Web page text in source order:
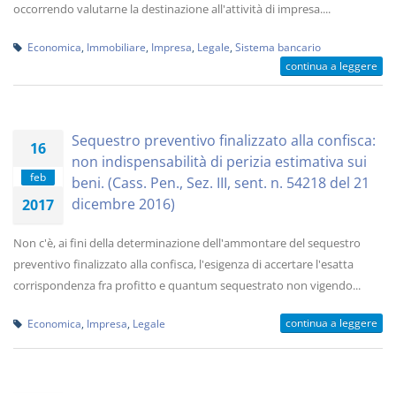
occorrendo valutarne la destinazione all'attività di impresa....
Economica Immobiliare Impresa Legale Sistema bancario
continua a leggere
16
feb
2017
Sequestro preventivo finalizzato alla confisca:
non indispensabilità di perizia estimativa sui
beni. (Cass. Pen., Sez. III, sent. n. 54218 del 21
dicembre 2016)
Non c'è, ai fini della determinazione dell'ammontare del sequestro
preventivo finalizzato alla confisca, l'esigenza di accertare l'esatta
corrispondenza fra profitto e quantum sequestrato non vigendo...
Economica Impresa Legale continua a leggere